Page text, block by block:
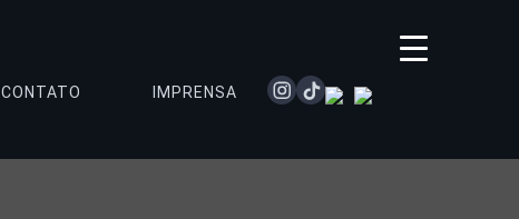
instagram
tiktokspotify
CONTATO IMPRENSA